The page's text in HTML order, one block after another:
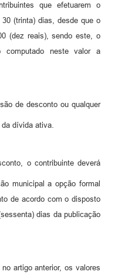
que efetuarem o
(trinta) dias, desde que o
(dez reais), sendo este, o
computado neste valor a
de desconto ou qualquer
dívida ativa.
o contribuinte deverá
municipal a opção formal
de acordo com o disposto
dias da publicação
artigo anterior, os valores